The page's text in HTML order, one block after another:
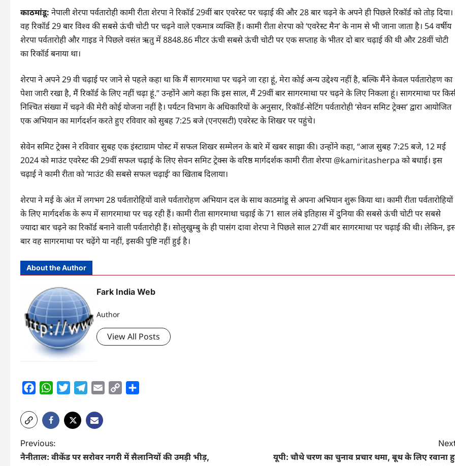
काठमांडू: नेपाली शेरपा पर्वतारोही कामी रीता शेरपा ने रिकॉर्ड 29वीं बार एवरेस्ट पर चढ़ाई की और 28 बार चढ़ने के अपने ही पिछले रिकॉर्ड को तोड़ दिया।
वह रिकॉर्ड 29 बार विश्व की सबसे ऊंची चोटी पर चढ़ने वाले एकमात्र व्यक्ति हैं। कामी रीता शेरपा को ‘एवरेस्ट मैन’ के नाम से भी जाना जाता है। 54 वर्षीय
शेरपा पर्वतारोही और गाइड ने पिछले वसंत ऋतु में 8848.86 मीटर ऊंची सबसे ऊंची चोटी पर एक सप्ताह के भीतर दो बार चढ़ाई की थी और 28वीं चोटी
का रिकॉर्ड बनाया था।
शेरपा ने अपने 29 वी चढ़ाई पर जाने से पहले कहा था कि मैं सागरमाथा पर चढ़ने जा रहा हूं, मेरा कोई अन्य उद्देश्य नहीं है, बल्कि मैंने केवल पर्वतारोहण का
पेशा जारी रखा है, मैं रिकॉर्ड के लिए नहीं चढ़ा हूं.” उन्होंने आगे कहा कि इस साल, मैं 29वीं बार सागरमाथा पर चढ़ने के लिए निकला हूं। सागरमाथा पर
निश्चित संख्या में चढ़ने की मेरी कोई योजना नहीं है। पर्यटन विभाग के अधिकारियों के अनुसार, रिकॉर्ड-सेटिंग पर्वतारोही ‘सेवन समिट ट्रेक्स’ द्वारा आयोजित
एक अभियान का मार्गदर्शन करते हुए रविवार को सुबह 7:25 बजे (एनएसटी) एवरेस्ट के शिखर पर पहुंचे।
सेवेन समिट ट्रेक्स ने रविवार सुबह एक इंस्टाग्राम पोस्ट में सफल शिखर सम्मेलन के बारे में खबर साझा की। उन्होंने कहा, “आज सुबह 7:25 बजे, 12 मई
2024 को माउंट एवरेस्ट की 29वीं सफल चढ़ाई के लिए सेवन समिट ट्रेक्स के वरिष्ठ मार्गदर्शक कामी रीता शेरपा @kamiritasherpa को बधाई। इस
चढ़ाई ने कामी रीता को ‘माउंट की सबसे सफल चढ़ाई’ का खिताब दिलाया।
शेरपा ने मई के अंत में लगभग 28 पर्वतारोहियों वाले पर्वतारोहण अभियान दल के साथ काठमांडू से अपना अभियान शुरू किया था। कामी रीता पर्वतारोहियों
के लिए मार्गदर्शक के रूप में सागरमाथा पर चढ़ रही हैं। कामी रीता सागरमाथा चढ़ाई के 71 साल लंबे इतिहास में दुनिया की सबसे ऊंची चोटी पर सबसे
ज्यादा बार चढ़ने का रिकॉर्ड बनाने वाली पर्वतारोही हैं। सोलुखुम्बु के ही पासंग दावा शेरपा ने पिछले साल 27वीं बार सागरमाथा पर चढ़ाई की थी। लेकिन,
बार वह सागरमाथा पर चढ़ेंगे या नहीं, इसकी पुष्टि नहीं हुई है।
About the Author
Fark India Web
Author
View All Posts
FacebookWhatsAppTwitterTelegram
Email
Copy
P
Previous:
नैनीताल: वीकेंड पर सरोवर नगरी में सैलानियों की उमड़ी भीड़,
यूपी: चौथे चरण का चुनाव प्रचार थमा, बूथ के लिए रवाना